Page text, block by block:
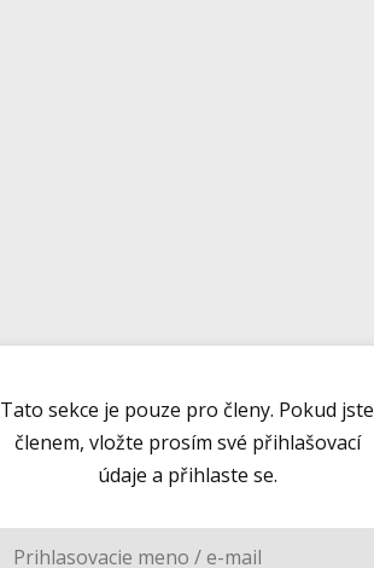
Tato sekce je pouze pro členy. Pokud jste
členem, vložte prosím své přihlašovací
údaje a přihlaste se.